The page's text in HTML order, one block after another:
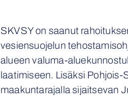
SKVSY on saanut
vesiensuojelun
alueen valuma-
laatimiseen. Lisäksi Pohjois-
maakuntarajalla sijaitsevan